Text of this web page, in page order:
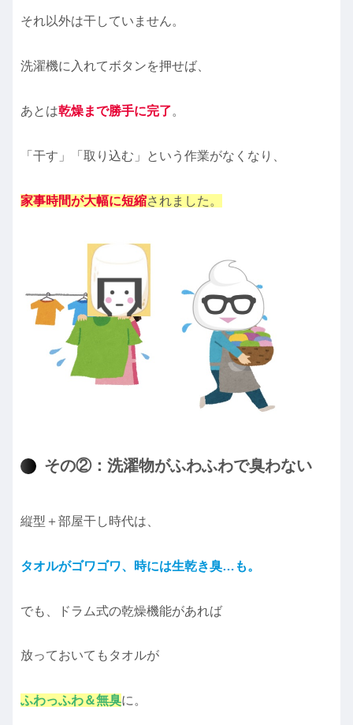
それ以外は干していません。
洗濯機に入れてボタンを押せば、
あとは乾燥まで勝手に完了。
「干す」「取り込む」という作業がなくなり、
家事時間が大幅に短縮されました。
その②：洗濯物がふわふわで臭わない
縦型＋部屋干し時代は、
タオルがゴワゴワ、時には生乾き臭…も。
でも、ドラム式の乾燥機能があれば
放っておいてもタオルが
ふわっふわ＆無臭に。